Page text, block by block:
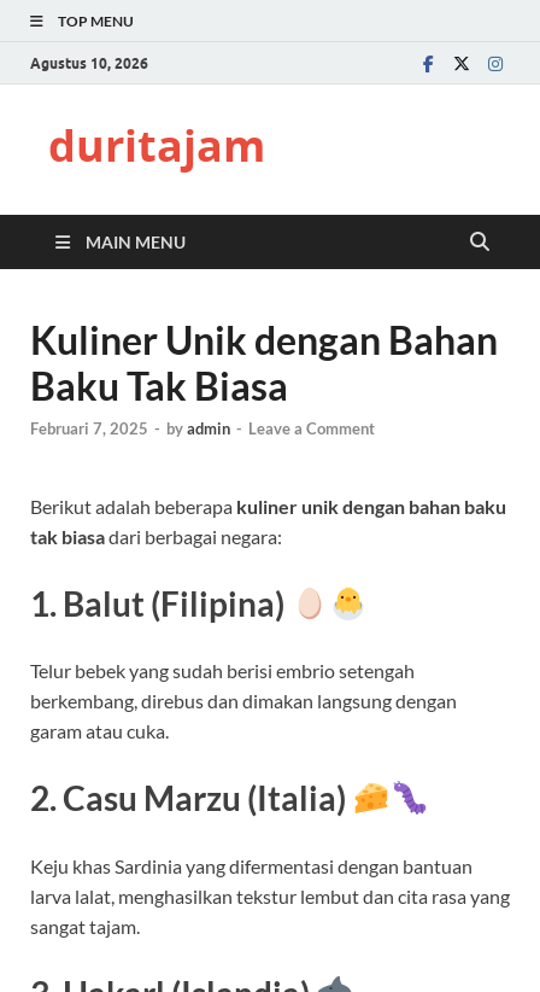
TOP MENU
Agustus 10, 2026
duritajam
MAIN MENU
Kuliner Unik dengan Bahan
Baku Tak Biasa
Februari 7, 2025 - byadmin - Leave a Comment
Berikut adalah beberapa kuliner unik dengan bahan baku
tak biasadari berbagai negara:
1. Balut (Filipina)
Telur bebek yang sudah berisi embrio setengah
berkembang, direbus dan dimakan langsung dengan
garam atau cuka.
2. Casu Marzu (Italia)
Keju khas Sardinia yang difermentasi dengan bantuan
larva lalat, menghasilkan tekstur lembut dan cita rasa yang
sangat tajam.